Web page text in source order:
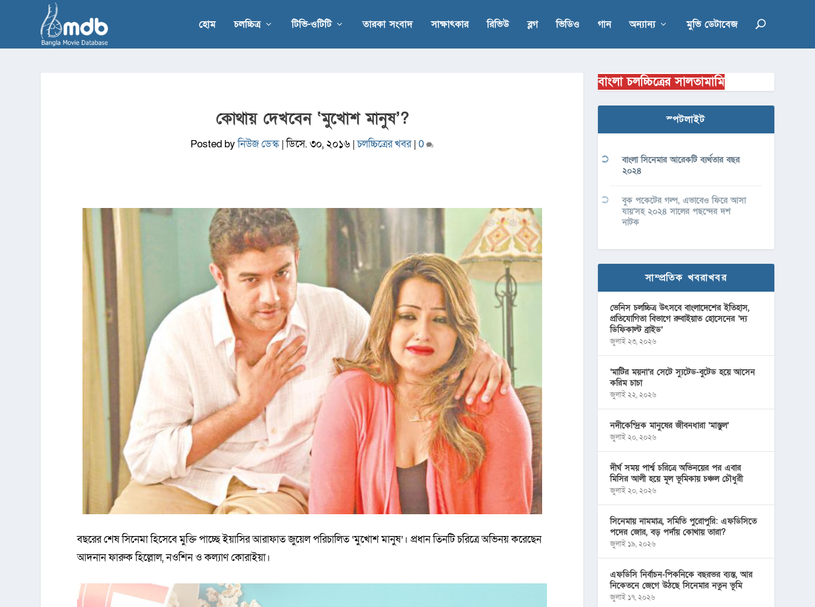
হোম চলচ্চিত্র টিভি-ওটিটি তারকা সংবাদ সাক্ষাৎকার রিভিউ ব্লগ ভিডিও গান অন্যান্য মুভি ডেটাবেজ
কোথায় দেখবেন ‘মুখোশ মানুষ’?
Posted byনিউজ ডেস্ক|ডিসে. ৩০, ২০১৬ |চলচ্চিত্রের খবর|0
বছরের শেষ সিনেমা হিসেবে মুক্তি পাচ্ছে ইয়াসির আরাফাত জুয়েল পরিচালিত ‘মুখোশ মানুষ’। প্রধান তিনটি চরিত্রে অভিনয় করেছেন
আদনান ফারুক হিল্লোল, নওশিন ও কল্যাণ কোরাইয়া।
বাংলা চলচ্চিত্রের সালতামামি
স্পটলাইট
বাংলা সিনেমার আরেকটি ব্যর্থতার বছর
২০২৪
বুক পকেটের গল্প, এভাবেও ফিরে আসা
যায়’সহ ২০২৪ সালের পছন্দের দশ
নাটক
সাম্প্রতিক খবরাখবর
ভেনিস চলচ্চিত্র উৎসবে বাংলাদেশের ইতিহাস,
প্রতিযোগিতা বিভাগে রুবাইয়াত হোসেনের ‘দ্য
ডিফিকাল্ট ব্রাইড’
জুলাই ২৩, ২০২৬
‘মাটির ময়না’র সেটে স্যুটেড-বুটেড হয়ে আসেন
করিম চাচা
জুলাই ২২, ২০২৬
নদীকেন্দ্রিক মানুষের জীবনধারা ‘মাস্তুল’
জুলাই ২০, ২০২৬
দীর্ঘ সময় পার্শ্ব চরিত্রে অভিনয়ের পর এবার
মিসির আলী হয়ে মূল ভূমিকায় চঞ্চল চৌধুরী
জুলাই ২০, ২০২৬
সিনেমায় নামমাত্র, সমিতি পুরোপুরি: এফডিসিতে
পদের জোর, বড় পর্দায় কোথায় তারা?
জুলাই ১৯, ২০২৬
এফডিসি নির্বাচন-পিকনিকে বছরভর ব্যস্ত, আর
নিকেতনে জেগে উঠছে সিনেমার নতুন ভূমি
জুলাই ১৭, ২০২৬